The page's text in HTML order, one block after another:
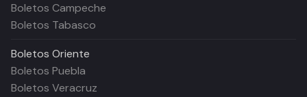
Boletos Campeche
Boletos Tabasco
Boletos Oriente
Boletos Puebla
Boletos Veracruz